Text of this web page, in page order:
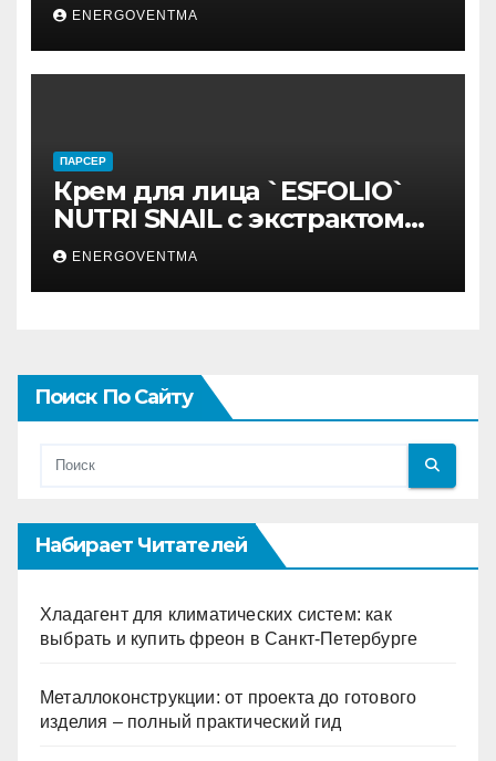
ENERGOVENTMA
ПАРСЕР
Крем для лица `ESFOLIO`
NUTRI SNAIL с экстрактом
муцина улитки 200 мл
ENERGOVENTMA
Поиск По Сайту
Набирает Читателей
Хладагент для климатических систем: как
выбрать и купить фреон в Санкт-Петербурге
Металлоконструкции: от проекта до готового
изделия – полный практический гид